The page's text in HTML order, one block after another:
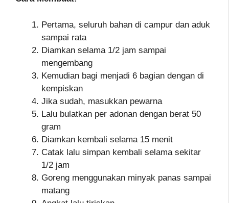
Pertama, seluruh bahan di campur dan aduk
sampai rata
Diamkan selama 1/2 jam sampai
mengembang
Kemudian bagi menjadi 6 bagian dengan di
kempiskan
Jika sudah, masukkan pewarna
Lalu bulatkan per adonan dengan berat 50
gram
Diamkan kembali selama 15 menit
Catak lalu simpan kembali selama sekitar
1/2 jam
Goreng menggunakan minyak panas sampai
matang